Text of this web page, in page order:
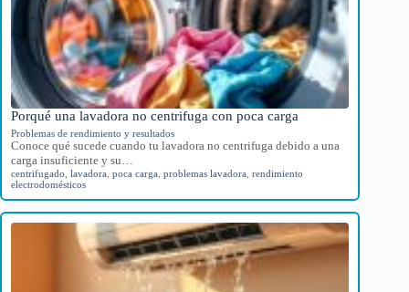
Porqué una lavadora no centrifuga con poca carga
Problemas de rendimiento y resultados
Conoce qué sucede cuando tu lavadora no centrifuga debido a una
carga insuficiente y su…
centrifugado lavadora poca carga problemas lavadora rendimiento
electrodomésticos